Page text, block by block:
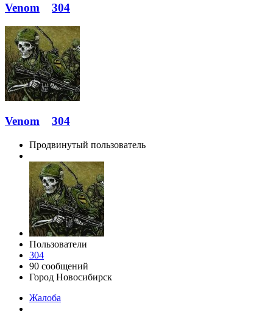
Venom 304
Venom 304
Продвинутый пользователь
Пользователи
304
90 сообщений
Город Новосибирск
Жалоба